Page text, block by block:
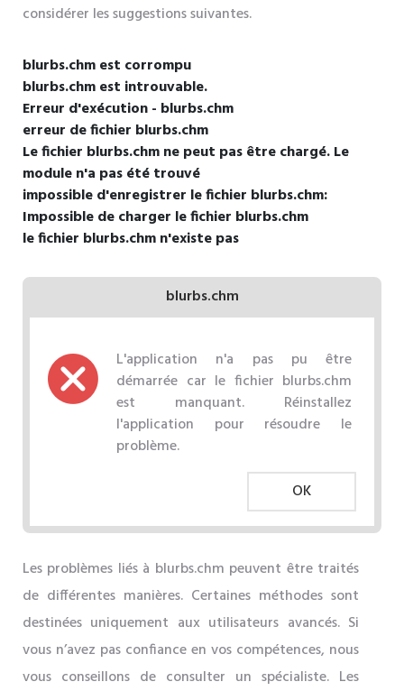
considérer les suggestions suivantes.
blurbs.chm est corrompu
blurbs.chm est introuvable.
Erreur d'exécution - blurbs.chm
erreur de fichier blurbs.chm
Le fichier blurbs.chm ne peut pas être chargé. Le
module n'a pas été trouvé
impossible d'enregistrer le fichier blurbs.chm:
Impossible de charger le fichier blurbs.chm
le fichier blurbs.chm n'existe pas
blurbs.chm
L'application n'a pas pu être
démarrée car le fichier blurbs.chm
est manquant. Réinstallez
l'application pour résoudre le
problème.
OK
Les problèmes liés à blurbs.chm peuvent être traités
de différentes manières. Certaines méthodes sont
destinées uniquement aux utilisateurs avancés. Si
vous n’avez pas confiance en vos compétences, nous
vous conseillons de consulter un spécialiste. Les